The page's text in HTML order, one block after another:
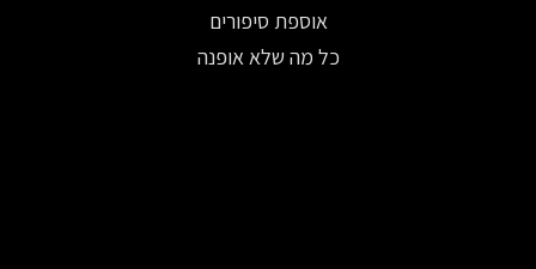
אוספת סיפורים
כל מה שלא אופנה